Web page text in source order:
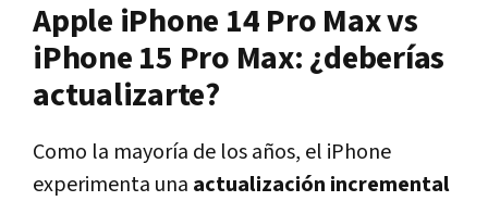
Apple iPhone 14 Pro Max vs
iPhone 15 Pro Max: ¿deberías
actualizarte?
Como la mayoría de los años, el iPhone
experimenta una actualización incremental